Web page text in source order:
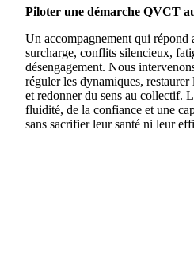
Piloter une démarche QVCT
Un accompagnement qui répond
surcharge, conflits silencieux,
désengagement. Nous
réguler les dynamiques,
et redonner du sens au collectif.
fluidité, de la confiance et une
sans sacrifier leur santé ni leur